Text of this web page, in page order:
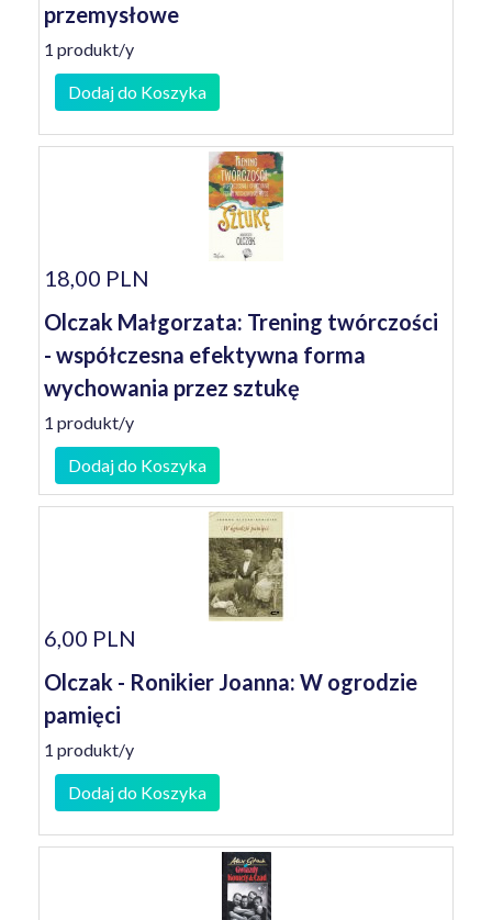
przemysłowe
1 produkt/y
Dodaj do Koszyka
18,00 PLN
Olczak Małgorzata: Trening twórczości
- współczesna efektywna forma
wychowania przez sztukę
1 produkt/y
Dodaj do Koszyka
6,00 PLN
Olczak - Ronikier Joanna: W ogrodzie
pamięci
1 produkt/y
Dodaj do Koszyka